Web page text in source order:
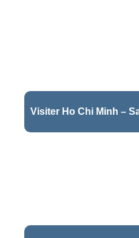
Visiter Ho Chi Minh –